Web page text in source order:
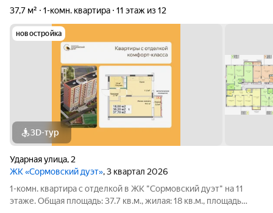
37,7 м²
1-комн. квартира 11 этаж из 12
новостройка
3D-тур
Ударная улица, 2
ЖК «Сормовский дуэт», 3 квартал 2026
1-комн. квартира с отделкой в ЖК "Сормовский дуэт" на 11
этаже. Общая площадь: 37.7 кв.м., жилая: 18 кв.м., площадь